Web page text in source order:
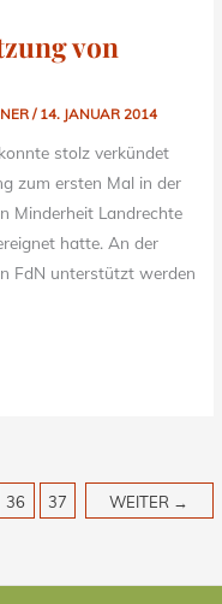
von
/ 14. JANUAR 2014
stolz verkündet
zum ersten Mal in der
Minderheit Landrechte
hatte. An der
FdN unterstützt werden
36 37 WEITER →